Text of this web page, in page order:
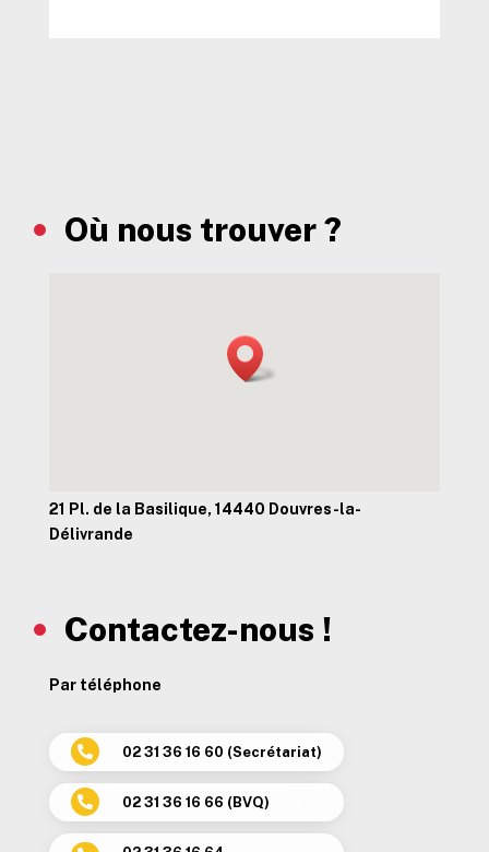
Où nous trouver ?
21 Pl. de la Basilique, 14440 Douvres-la-
Délivrande
Contactez-nous !
Par téléphone
 02 31 36 16 60 (Secrétariat)
 02 31 36 16 66 (BVQ)